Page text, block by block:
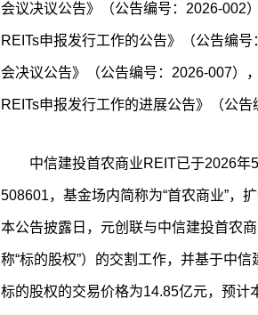
会议决议公告》（公告编号：2026-002
REITs申报发行工作的公告》（公告编
会决议公告》（公告编号：2026-007）
REITs申报发行工作的进展公告》（公告
中信建投首农商业REIT已于2026
508601，基金场内简称为“首农商业”，
本公告披露日，元创联与中信建投首农
称“标的股权”）的交割工作，并基于中
标的股权的交易价格为14.85亿元，预